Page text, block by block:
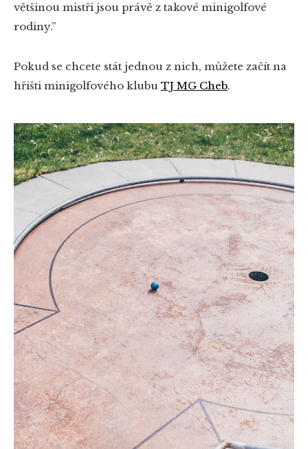
většinou mistři jsou právě z takové minigolfové
rodiny.”
Pokud se chcete stát jednou z nich, můžete začít na
hřišti minigolfového klubu TJ MG Cheb.